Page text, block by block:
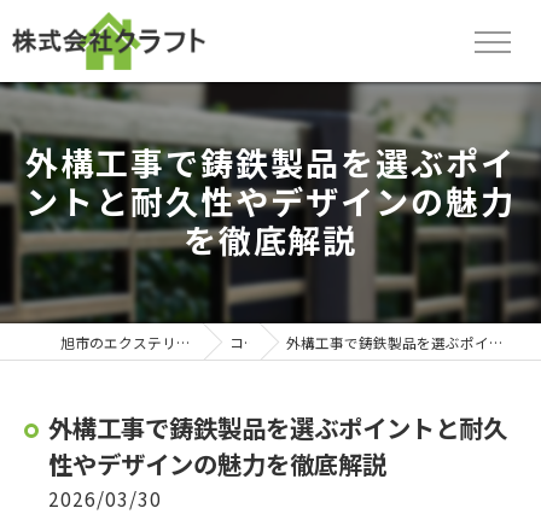
外構工事で鋳鉄製品を選ぶポイ
ントと耐久性やデザインの魅力
を徹底解説
旭市のエクステリアなら株式会社クラフト コラム 外構工事で鋳鉄製品を選ぶポイントと耐久性やデザインの魅力を徹底解説
外構工事で鋳鉄製品を選ぶポイントと耐久
性やデザインの魅力を徹底解説
2026/03/30